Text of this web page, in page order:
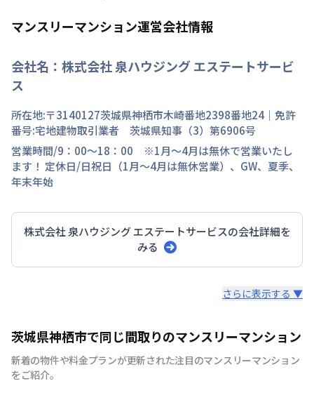
マンスリーマンション運営会社情報
会社名： 株式会社 泉ハウジング エステートサービ
ス
所在地:〒3140127茨城県神栖市木崎番地2398番地24｜免許
番号:宅地建物取引業者 茨城県知事（3）第6906号
営業時間/9：00～18：00 ※1月～4月は無休で営業いたし
ます！ 定休日/日祝日（1月～4月は無休営業）、GW、夏季、
年末年始
株式会社 泉ハウジング エステートサービスの会社詳細を
みる
当社のマンスリーマンションには、シンプルな「マンスリ
ー8」。家具・家電、生活用品を80品目以上を揃えた「マ
ンスリー80」の2つのプランをご用意しております。ま
た、お客様のご利用期間に合わせて、「ショート」「ミド
さらに表示する ▼
茨城県神栖市で同じ間取りのマンスリーマンション
新着の物件や料金プランが更新された注目のマンスリーマンション
をご紹介。